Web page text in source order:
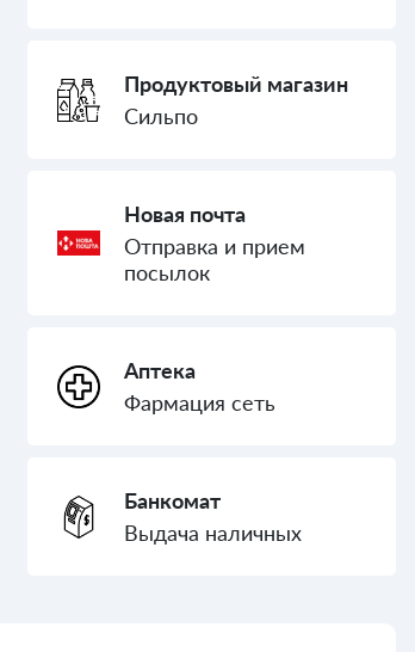
Продуктовый магазин
Сильпо
Новая почта
Отправка и прием
посылок
Аптека
Фармация сеть
Банкомат
Выдача наличных